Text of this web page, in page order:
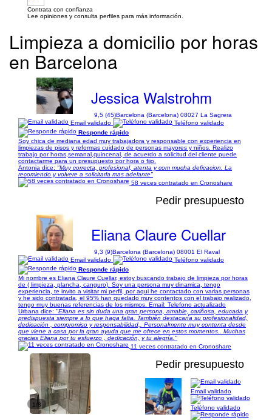
Contrata con confianza
Lee opiniones y consulta perfiles para más información.
Limpieza a domicilio por horas
en Barcelona
Jessica Walstrohm
9,5 (45)Barcelona (Barcelona) 08027 La Sagrera
Email validado
Teléfono validado
Responde rápido
Soy chica de mediana edad muy trabajadora y responsable con experiencia en
limpiezas de pisos y reformas cuidado de personas mayores y niños. Realizo
trabajo por horas,semanal,quincenal, de acuerdo a solicitud del cliente puede
contactarme para un presupuesto por hora o fijo.
Antonia dice: "Muy correcta, profesional, atenta y com mucha deficacion. La
recomiendo y volvere a solicitarla mas adelante"
58 veces contratado en Cronoshare
Pedir presupuesto
Eliana Claure Cuellar
9,3 (9)Barcelona (Barcelona) 08001 El Raval
Email validado
Teléfono validado
Responde rápido
Mi nombre es Eliana Claure Cuellar, estoy buscando trabajo de limpieza por horas
de ( limpieza, plancha, canguro). Soy una persona muy dinamica, tengo
experiencia, te invito a visitar mi perfil, por aqui he contactado con varias personas
y he sido contratada, el 95% han quedado muy contentos con el trabajo realizado,
tengo muy buenas referencias de los mismos. Email: Telefono actualizado
Urbana dice: "Eliana es sin duda una gran persona, amable, cariñosa, educada y
predispuesta siempre a lo que haga falta. También destacaría su profesionalidad,
dedicación , compromiso y responsabilidad,. Personalmente muy contenta desde
que viene a casa por la gran ayuda que me ofrece en estos momentos.. Muchas
gracias Eliana por tu esfuerzo , dedicación, y tu alegría."
11 veces contratado en Cronoshare
1/8
Pedir presupuesto
Email validado
Teléfono validado